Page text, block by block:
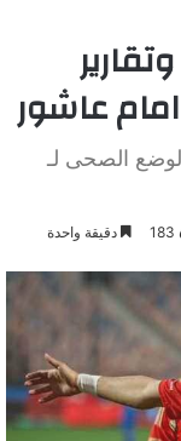
عاشور
الصحى لـ
183 دقيقة واحدة